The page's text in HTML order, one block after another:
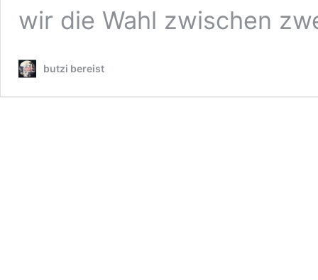
wir die Wahl zwischen
butzi bereist